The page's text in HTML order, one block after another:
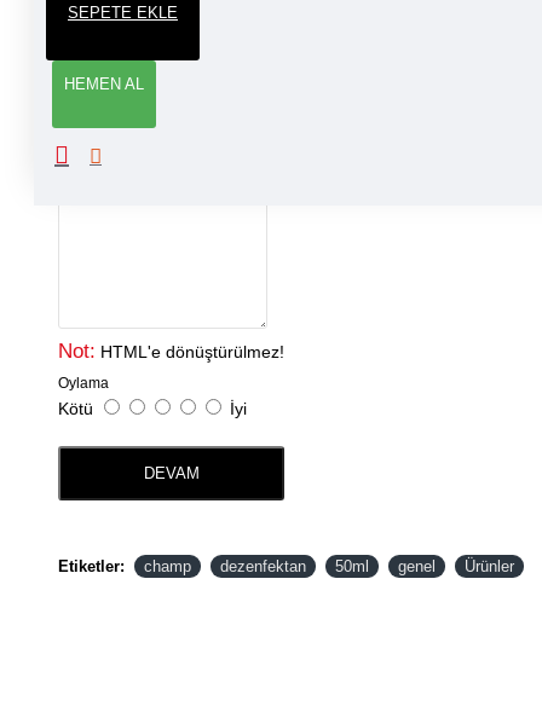
SEPETE EKLE
HEMEN AL
Not: HTML'e dönüştürülmez!
Oylama
Kötü İyi
DEVAM
Etiketler: champ dezenfektan 50ml genel Ürünler